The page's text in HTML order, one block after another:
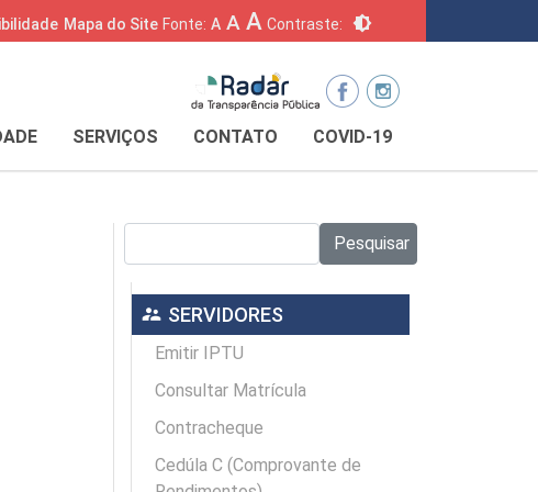
Mapa do Site Fonte: A A A Contraste: brightness_6
SERVIÇOS CONTATO COVID-19
Pesquisar
supervisor_account SERVIDORES
Emitir IPTU
Consultar Matrícula
Contracheque
Cedúla C (Comprovante de